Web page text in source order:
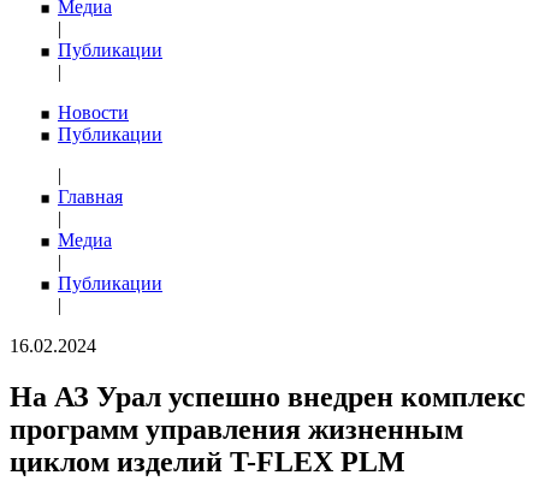
Медиа
|
Публикации
|
Новости
Публикации
|
Главная
|
Медиа
|
Публикации
|
16.02.2024
На АЗ Урал успешно внедрен комплекс
программ управления жизненным
циклом изделий T-FLEX PLM